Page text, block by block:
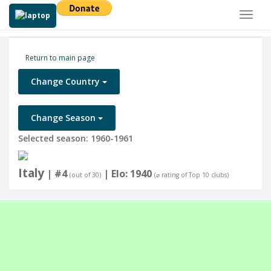
Return to main page
Change Country
Change Season
Selected season: 1960-1961
Italy | #4 (out of 30) | Elo: 1940 (⌀ rating of Top 10 clubs)